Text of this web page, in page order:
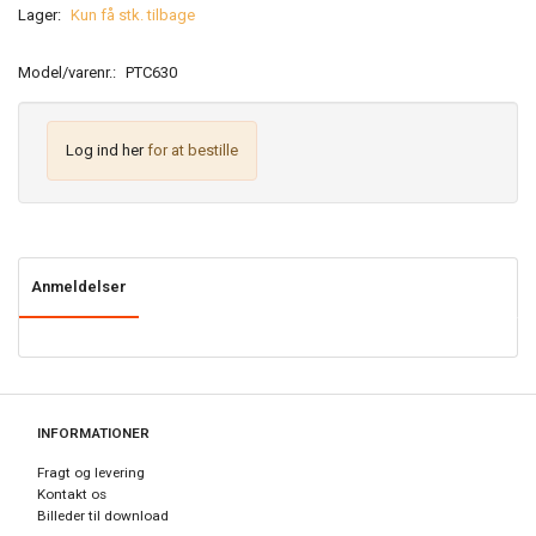
Lager: Kun få stk. tilbage
Model/varenr.: PTC630
Log ind herfor at bestille
Anmeldelser
INFORMATIONER
Fragt og levering
Kontakt os
Billeder til download